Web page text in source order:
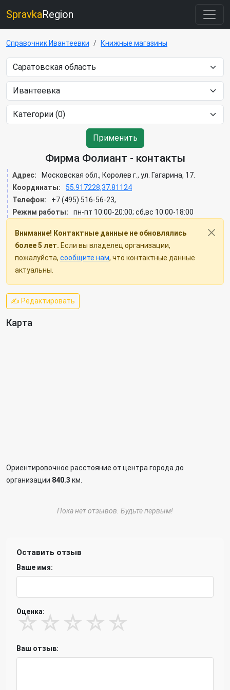
SpravkaRegion
Справочник Ивантеевки Книжные магазины
Применить
Фирма Фолиант - контакты
Адрес:
Московская обл., Королев г., ул. Гагарина, 17.
Координаты:
55.917228,37.81124
Телефон:
+7 (495) 516-56-23,
Режим работы:
пн-пт 10:00-20:00; сб,вс 10:00-18:00
Внимание! Контактные данные не обновлялись
более 5 лет. Если вы владелец организации,
пожалуйста, сообщите нам, что контактные данные
актуальны.
✍ Редактировать
Карта
Ориентировочное расстояние от центра города до
организации 840.3 км.
Пока нет отзывов. Будьте первым!
Оставить отзыв
Ваше имя:
Оценка:
☆ ☆ ☆ ☆ ☆
Ваш отзыв: